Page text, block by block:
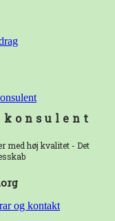
konsulent
med høj kvalitet - Det